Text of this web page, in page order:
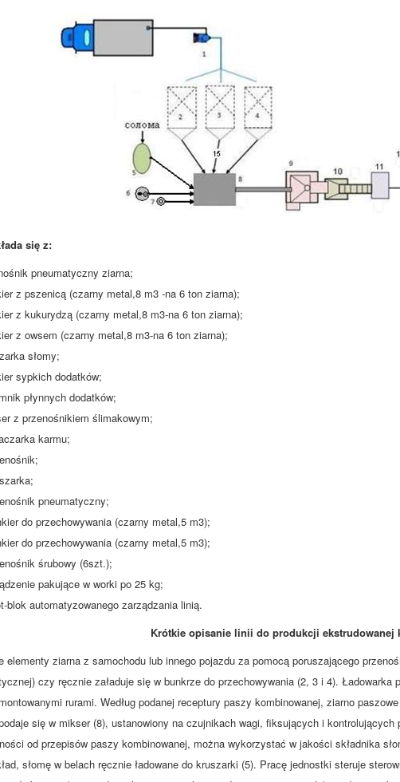
się z:
pneumatyczny ziarna;
z pszenicą (czarny metal,8 m3 -na 6 ton ziarna);
z kukurydzą (czarny metal,8 m3-na 6 ton ziarna);
z owsem (czarny metal,8 m3-na 6 ton ziarna);
słomy;
sypkich dodatków;
płynnych dodatków;
z przenośnikiem ślimakowym;
karmu;
pneumatyczny;
do przechowywania (czarny metal,5 m3);
do przechowywania (czarny metal,5 m3);
śrubowy (6szt.);
pakujące w worki po 25 kg;
blok automatyzowanego zarządzania linią.
Krótkie opisanie linii do produkcji ekstrudowanej
elementy ziarna z samochodu lub innego pojazdu za pomocą poruszającego
czy ręcznie załaduje się w bunkrze do przechowywania (2, 3 i 4).
rurami. Według podanej receptury paszy kombinowanej, ziarno
się w mikser (8), ustanowiony na czujnikach wagi, fiksujących i kontrolujących
od przepisów paszy kombinowanej, można wykorzystać w jakości składnika
słomę w belach ręcznie ładowane do kruszarki (5). Pracę jednostki steruje